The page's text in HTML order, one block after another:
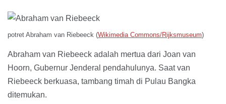
potret Abraham van Riebeeck (Wikimedia Commons/Rijksmuseum)
Abraham van Riebeeck adalah mertua dari Joan van
Hoorn, Gubernur Jenderal pendahulunya. Saat van
Riebeeck berkuasa, tambang timah di Pulau Bangka
ditemukan.